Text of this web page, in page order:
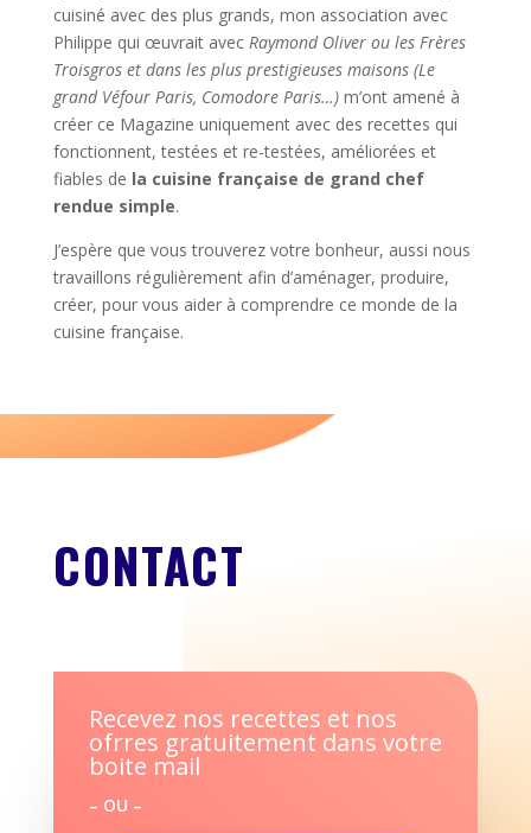
cuisiné avec des plus grands, mon association avec
Philippe qui œuvrait avec Raymond Oliver ou les Frères
Troisgros et dans les plus prestigieuses maisons (Le
grand Véfour Paris, Comodore Paris…)m’ont amené à
créer ce Magazine uniquement avec des recettes qui
fonctionnent, testées et re-testées, améliorées et
fiables de la cuisine française de grand chef
rendue simple.
J’espère que vous trouverez votre bonheur, aussi nous
travaillons régulièrement afin d’aménager, produire,
créer, pour vous aider à comprendre ce monde de la
cuisine française.
CONTACT
Recevez nos recettes et nos
ofrres gratuitement dans votre
boite mail
– OU –